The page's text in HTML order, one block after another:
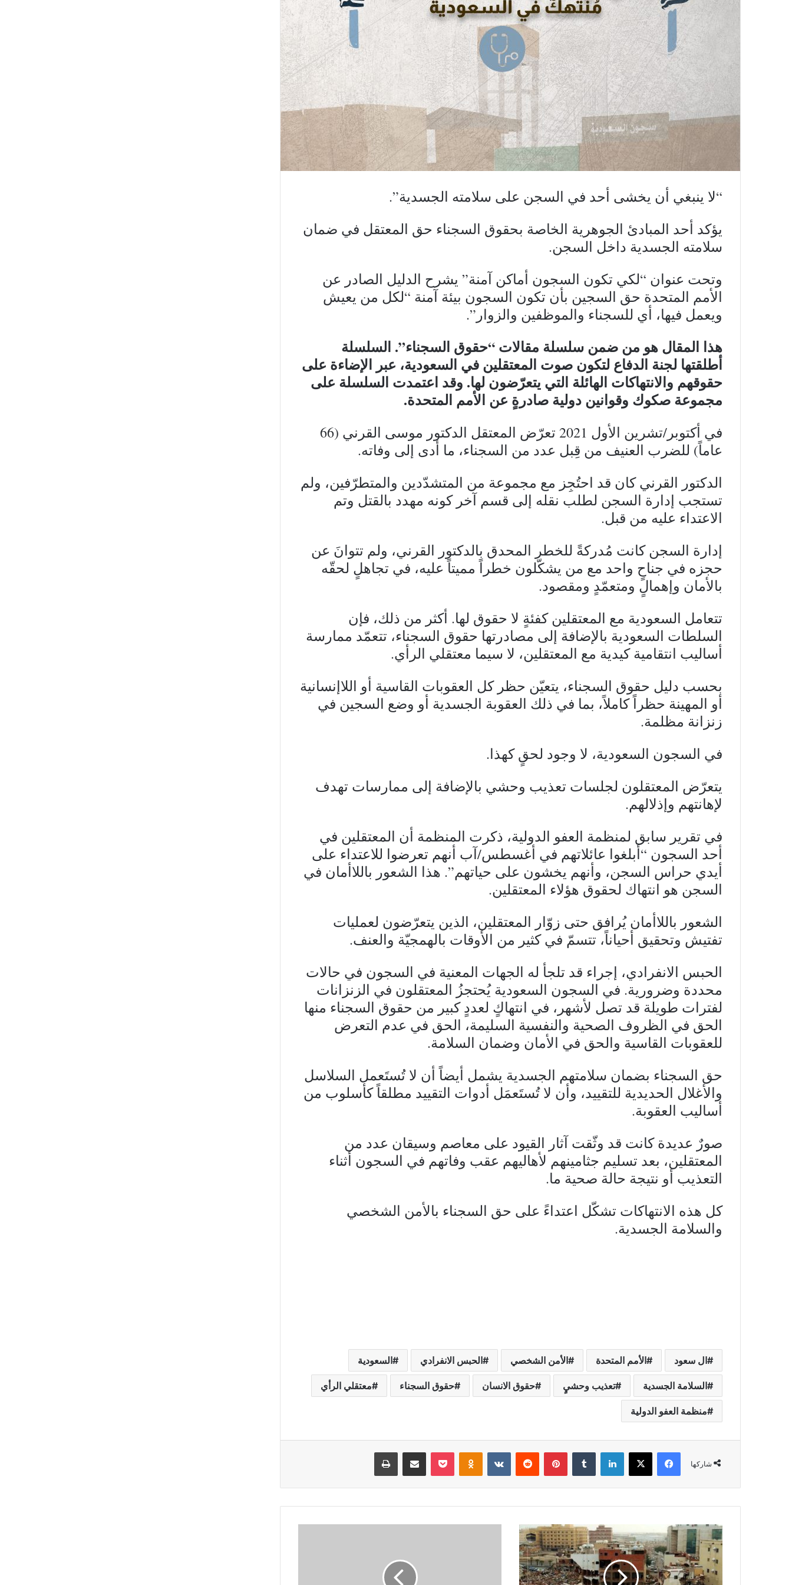
“لا ينبغي أن يخشى أحد في السجن على سلامته الجسدية”.
يؤكد أحد المبادئ الجوهرية الخاصة بحقوق السجناء حق المعتقل في ضمان
سلامته الجسدية داخل السجن.
وتحت عنوان “لكي تكون السجون أماكن آمنة” يشرح الدليل الصادر عن
الأمم المتحدة حق السجين بأن تكون السجون بيئة آمنة “لكل من يعيش
ويعمل فيها، أي للسجناء والموظفين والزوار”.
هذا المقال هو من ضمن سلسلة مقالات “حقوق السجناء”. السلسلة
أطلقتها لجنة الدفاع لتكون صوت المعتقلين في السعودية، عبر الإضاءة على
حقوقهم والانتهاكات الهائلة التي يتعرّضون لها. وقد اعتمدت السلسلة على
مجموعة صكوك وقوانين دولية صادرةٍ عن الأمم المتحدة.
في أكتوبر/تشرين الأول 2021 تعرّض المعتقل الدكتور موسى القرني (66
عاماً) للضرب العنيف من قِبل عدد من السجناء، ما أدى إلى وفاته.
الدكتور القرني كان قد احتُجِز مع مجموعة من المتشدّدين والمتطرّفين، ولم
تستجب إدارة السجن لطلب نقله إلى قسم آخر كونه مهدد بالقتل وتم
الاعتداء عليه من قبل.
إدارة السجن كانت مُدركةً للخطر المحدق بالدكتور القرني، ولم تتوانَ عن
حجزه في جناحٍ واحد مع من يشكّلون خطراً مميتاً عليه، في تجاهلٍ لحقّه
بالأمان وإهمالٍ ومتعمّدٍ ومقصود.
تتعامل السعودية مع المعتقلين كفئةٍ لا حقوق لها. أكثر من ذلك، فإن
السلطات السعودية بالإضافة إلى مصادرتها حقوق السجناء، تتعمّد ممارسة
أساليب انتقامية كيدية مع المعتقلين، لا سيما معتقلي الرأي.
بحسب دليل حقوق السجناء، يتعيّن حظر كل العقوبات القاسية أو اللاإنسانية
أو المهينة حظراً كاملاً، بما في ذلك العقوبة الجسدية أو وضع السجين في
زنزانة مظلمة.
في السجون السعودية، لا وجود لحقٍ كهذا.
يتعرّض المعتقلون لجلسات تعذيب وحشي بالإضافة إلى ممارسات تهدف
لإهانتهم وإذلالهم.
في تقرير سابق لمنظمة العفو الدولية، ذكرت المنظمة أن المعتقلين في
أحد السجون “أبلغوا عائلاتهم في أغسطس/آب أنهم تعرضوا للاعتداء على
أيدي حراس السجن، وأنهم يخشون على حياتهم”. هذا الشعور باللاأمان في
السجن هو انتهاك لحقوق هؤلاء المعتقلين.
الشعور باللاأمان يُرافق حتى زوّار المعتقلين، الذين يتعرّضون لعمليات
تفتيش وتحقيق أحياناً، تتسمّ في كثير من الأوقات بالهمجيّة والعنف.
الحبس الانفرادي، إجراء قد تلجأ له الجهات المعنية في السجون في حالات
محددة وضرورية. في السجون السعودية يُحتجزُ المعتقلون في الزنزانات
لفترات طويلة قد تصل لأشهر، في انتهاكٍ لعددٍ كبير من حقوق السجناء منها
الحق في الظروف الصحية والنفسية السليمة، الحق في عدم التعرض
للعقوبات القاسية والحق في الأمان وضمان السلامة.
حق السجناء بضمان سلامتهم الجسدية يشمل أيضاً أن لا تُستَعمل السلاسل
والأغلال الحديدية للتقييد، وأن لا تُستَعمَل أدوات التقييد مطلقاً كأسلوب من
أساليب العقوبة.
صورٌ عديدة كانت قد وثّقت آثار القيود على معاصم وسيقان عدد من
المعتقلين، بعد تسليم جثامينهم لأهاليهم عقب وفاتهم في السجون أثناء
التعذيب أو نتيجة حالة صحية ما.
كل هذه الانتهاكات تشكّل اعتداءً على حق السجناء بالأمن الشخصي
والسلامة الجسدية.
ال سعود الأمم المتحدة الأمن الشخصي الحبس الانفرادي السعودية
السلامة الجسدية تعذيب وحشيٍ حقوق الانسان حقوق السجناء معتقلي الرأي
منظمة العفو الدولية
شاركها
فيسبوك X لينكدإن بينتيريست Odnoklassniki
بوكيت مشاركة عبر البريد طباعة